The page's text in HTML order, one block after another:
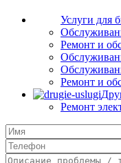
Услуги для
Ремонт и
Ремонт и
Ремонт